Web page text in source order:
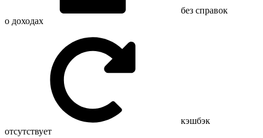
без справок
о доходах
кэшбэк
отсутствует